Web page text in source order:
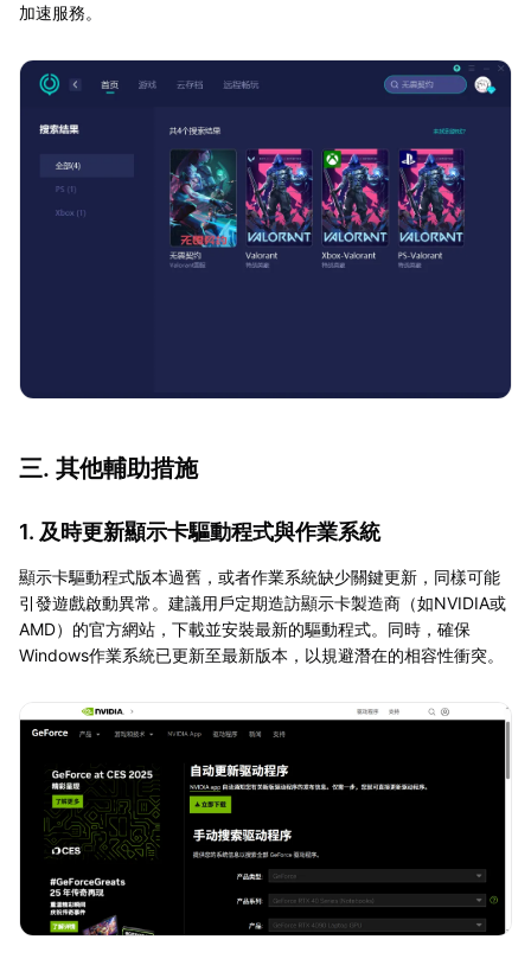
加速服務。
三. 其他輔助措施
1. 及時更新顯示卡驅動程式與作業系統
顯示卡驅動程式版本過舊，或者作業系統缺少關鍵更新，同樣可能
引發遊戲啟動異常。建議用戶定期造訪顯示卡製造商（如NVIDIA或
AMD）的官方網站，下載並安裝最新的驅動程式。同時，確保
Windows作業系統已更新至最新版本，以規避潛在的相容性衝突。